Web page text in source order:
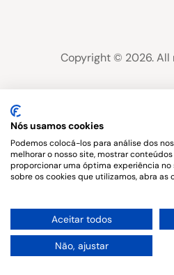
Copyright © 2026. All
Nós usamos cookies
Podemos colocá-los para análise dos
melhorar o nosso site, mostrar
proporcionar uma óptima experiência no
sobre os cookies que utilizamos, abra as
Aceitar todos
Não, ajustar